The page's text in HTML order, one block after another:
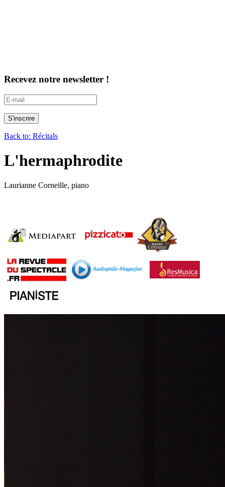
Recevez notre newsletter !
Back to: Récitals
L'hermaphrodite
Laurianne Corneille, piano